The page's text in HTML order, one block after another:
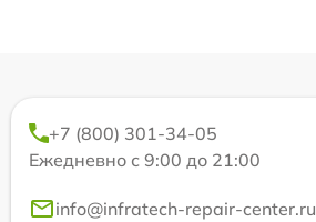
+7 (800) 301-34-05
Ежедневно с 9:00 до 21:00
info@infratech-repair-center.ru